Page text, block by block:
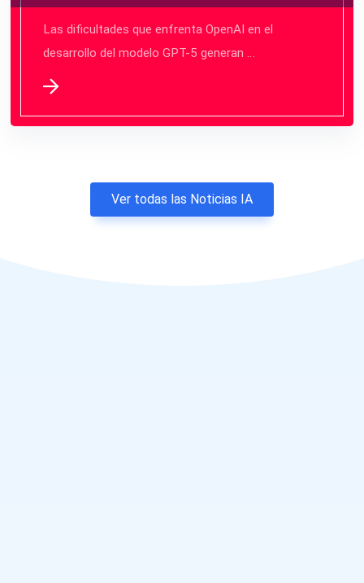
Las dificultades que enfrenta OpenAI en el
desarrollo del modelo GPT-5 generan …
Ver todas las Noticias IA